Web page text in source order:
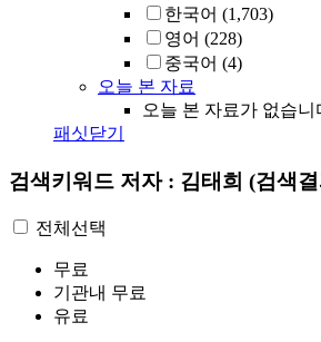
한국어 (1,703)
영어 (228)
중국어 (4)
오늘 본 자료
오늘 본 자료가 없습니
패싯닫기
검색키워드 저자 : 김태희 (검색
전체선택
무료
기관내 무료
유료